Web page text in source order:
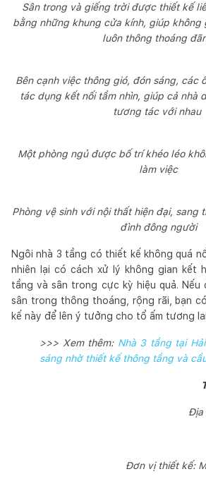
Sân trong và giếng trời được thiết kế
bằng những khung cửa kính, giúp không
luôn thông thoáng
Bên cạnh việc thông gió, đón sáng, các
tác dụng kết nối tầm nhìn, giúp cả nhà
tương tác với nhau
Một phòng ngủ được bố trí khéo léo
làm việc
Phòng vệ sinh với nội thất hiện đại, sang
đình đông người
Ngôi nhà 3 tầng có thiết kế không quá
nhiên lại có cách xử lý không gian kết
tầng và sân trong cực kỳ hiệu quả. Nếu
sân trong thông thoáng, rộng rãi, bạn
kế này để lên ý tưởng cho tổ ấm tương
>>> Xem thêm: Nhà 3 tầng tại
sáng nhờ thiết kế thông tầng và
Địa
Đơn vị thiết kế: